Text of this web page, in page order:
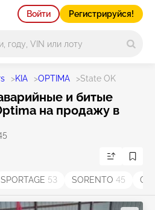
Войти Регистрируйся!
>KIA >OPTIMA >State OK
и битые
на продажу в
SPORTAGE 53 SORENTO 45